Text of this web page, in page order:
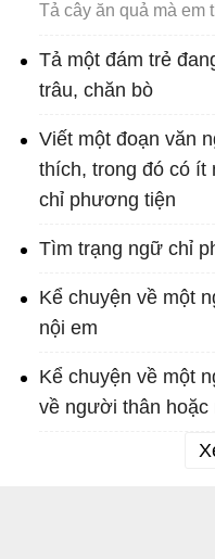
Tả cây ăn quả mà em
Tả một đám trẻ
trâu, chăn bò
Viết một đoạn văn
thích, trong đó có ít
chỉ phương tiện
Tìm trạng ngữ chỉ
Kể chuyện về một
nội em
Kể chuyện về một
về người thân